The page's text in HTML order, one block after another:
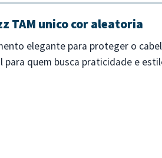
TAM unico cor aleatoria
elegante para proteger o
quem busca praticidade e